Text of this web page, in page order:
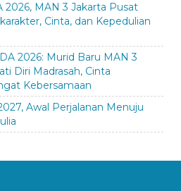
2026, MAN 3 Jakarta Pusat
Cinta, dan Kepedulian
2026: Murid Baru MAN 3
Diri Madrasah, Cinta
Kebersamaan
Awal Perjalanan Menuju